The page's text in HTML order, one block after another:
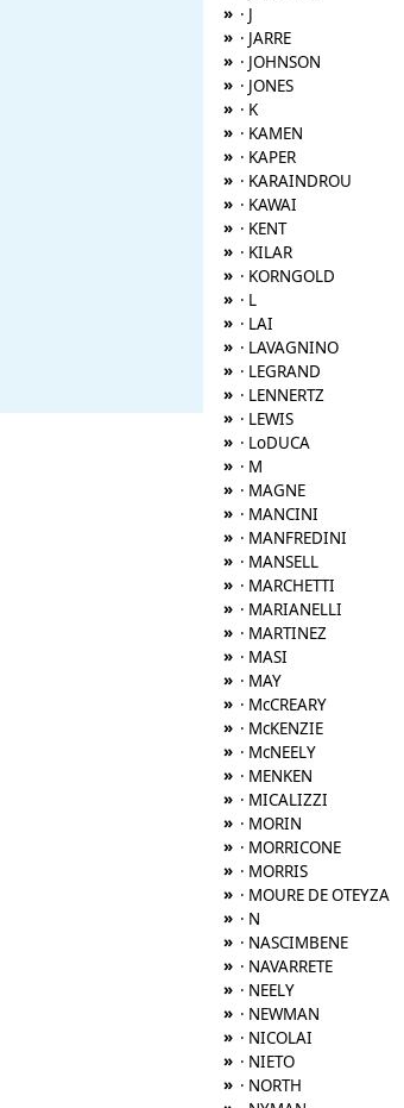
» · J
» · JARRE
» · JOHNSON
» · JONES
» · K
» · KAMEN
» · KAPER
» · KARAINDROU
» · KAWAI
» · KENT
» · KILAR
» · KORNGOLD
» · L
» · LAI
» · LAVAGNINO
» · LEGRAND
» · LENNERTZ
» · LEWIS
» · LoDUCA
» · M
» · MAGNE
» · MANCINI
» · MANFREDINI
» · MANSELL
» · MARCHETTI
» · MARIANELLI
» · MARTINEZ
» · MASI
» · MAY
» · McCREARY
» · McKENZIE
» · McNEELY
» · MENKEN
» · MICALIZZI
» · MORIN
» · MORRICONE
» · MORRIS
» · MOURE DE OTEYZA
» · N
» · NASCIMBENE
» · NAVARRETE
» · NEELY
» · NEWMAN
» · NICOLAI
» · NIETO
» · NORTH